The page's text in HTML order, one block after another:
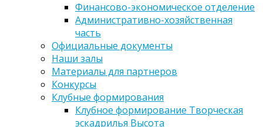
Финансово-экономическое отделение
Административно-хозяйственная
часть
Официальные документы
Наши залы
Материалы для партнеров
Конкурсы
Клубные формирования
Клубное формирование Творческая
эскадрилья Высота